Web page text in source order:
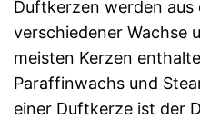
Duftkerzen werden aus
verschiedener Wachse
meisten Kerzen
Paraffinwachs und
einer Duftkerze ist der